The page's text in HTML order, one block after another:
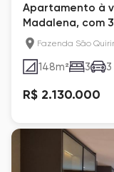
Apartamento à
Madalena, com
Galleria
Fazenda São
148m² 3 3
R$ 2.130.000